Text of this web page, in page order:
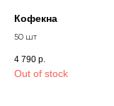
Кофекна
50 шт
4 790 р.
Out of stock